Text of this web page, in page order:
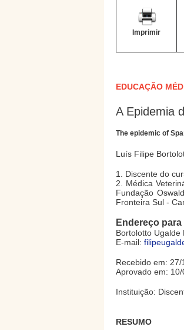
Imprimir
EDUCAÇÃO
A Epidemia
The epidemic of
Luís Filipe
1. Discente do
2. Médica
Fundação
Fronteira Sul -
Endereço
Bortolotto Ugalde
E-mail:
Recebido em:
Aprovado em: 10/
Instituição:
RESUMO